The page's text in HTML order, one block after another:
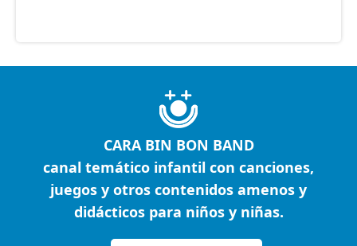
CARA BIN BON BAND
canal temático infantil con canciones,
juegos y otros contenidos amenos y
didácticos para niños y niñas.